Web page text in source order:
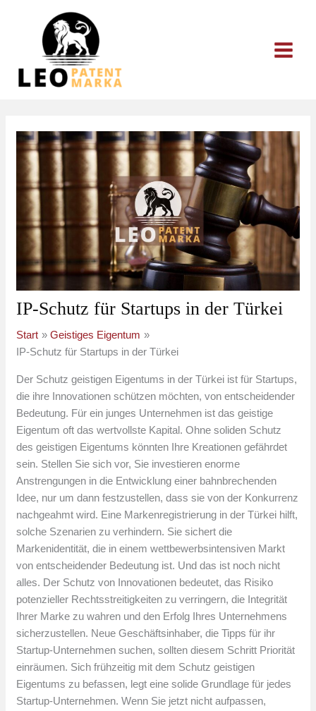
IP-Schutz für Startups in der Türkei
Start
Geistiges Eigentum
IP-Schutz für Startups in der Türkei
Der Schutz geistigen Eigentums in der Türkei ist für Startups,
die ihre Innovationen schützen möchten, von entscheidender
Bedeutung. Für ein junges Unternehmen ist das geistige
Eigentum oft das wertvollste Kapital. Ohne soliden Schutz
des geistigen Eigentums könnten Ihre Kreationen gefährdet
sein. Stellen Sie sich vor, Sie investieren enorme
Anstrengungen in die Entwicklung einer bahnbrechenden
Idee, nur um dann festzustellen, dass sie von der Konkurrenz
nachgeahmt wird. Eine Markenregistrierung in der Türkei hilft,
solche Szenarien zu verhindern. Sie sichert die
Markenidentität, die in einem wettbewerbsintensiven Markt
von entscheidender Bedeutung ist. Und das ist noch nicht
alles. Der Schutz von Innovationen bedeutet, das Risiko
potenzieller Rechtsstreitigkeiten zu verringern, die Integrität
Ihrer Marke zu wahren und den Erfolg Ihres Unternehmens
sicherzustellen. Neue Geschäftsinhaber, die Tipps für ihr
Startup-Unternehmen suchen, sollten diesem Schritt Priorität
einräumen. Sich frühzeitig mit dem Schutz geistigen
Eigentums zu befassen, legt eine solide Grundlage für jedes
Startup-Unternehmen. Wenn Sie jetzt nicht aufpassen,